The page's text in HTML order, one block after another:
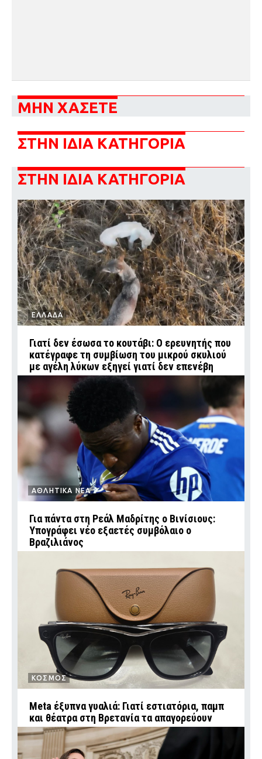
ΜΗΝ ΧΑΣΕΤΕ
ΣΤΗΝ ΙΔΙΑ ΚΑΤΗΓΟΡΙΑ
ΣΤΗΝ ΙΔΙΑ ΚΑΤΗΓΟΡΙΑ
ΕΛΛΑΔΑ
Γιατί δεν έσωσα το κουτάβι: Ο ερευνητής που
κατέγραφε τη συμβίωση του μικρού σκυλιού
με αγέλη λύκων εξηγεί γιατί δεν επενέβη
ΑΘΛΗΤΙΚΑ ΝΕΑ
Για πάντα στη Ρεάλ Μαδρίτης ο Βινίσιους:
Υπογράφει νέο εξαετές συμβόλαιο ο
Βραζιλιάνος
ΚΟΣΜΟΣ
Meta έξυπνα γυαλιά: Γιατί εστιατόρια, παμπ
και θέατρα στη Βρετανία τα απαγορεύουν